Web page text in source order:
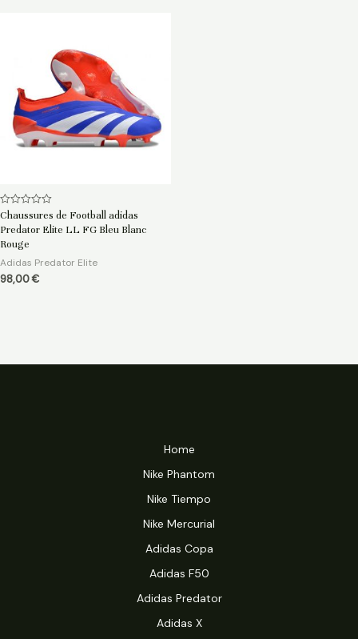
Note
sur
5
Chaussures de Football adidas
Predator Elite LL FG Bleu Blanc
Rouge
Adidas Predator Elite
98,00€
Home
Nike Phantom
Nike Tiempo
Nike Mercurial
Adidas Copa
Adidas F50
Adidas Predator
Adidas X